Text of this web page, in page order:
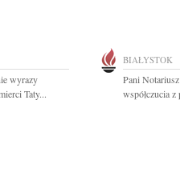
wyrazy
Taty...
BIAŁYSTOK
Pani
współczucia